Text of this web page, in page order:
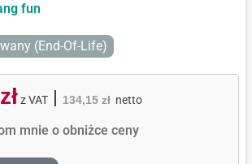
fun
(End-Of-Life)
z VAT| 134,15 zł netto
Alert
mnie o obniżce ceny